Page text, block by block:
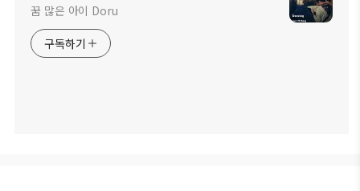
꿈 많은 아이 Doru
구독하기